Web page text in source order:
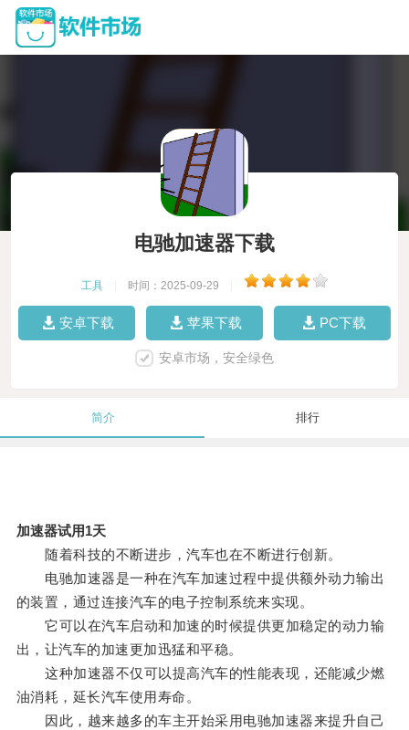
电驰加速器下载
工具 时间：2025-09-29
安卓下载 苹果下载 PC下载
安卓市场，安全绿色
简介 排行
加速器试用1天
随着科技的不断进步，汽车也在不断进行创新。
电驰加速器是一种在汽车加速过程中提供额外动力输出
的装置，通过连接汽车的电子控制系统来实现。
它可以在汽车启动和加速的时候提供更加稳定的动力输
出，让汽车的加速更加迅猛和平稳。
这种加速器不仅可以提高汽车的性能表现，还能减少燃
油消耗，延长汽车使用寿命。
因此，越来越多的车主开始采用电驰加速器来提升自己